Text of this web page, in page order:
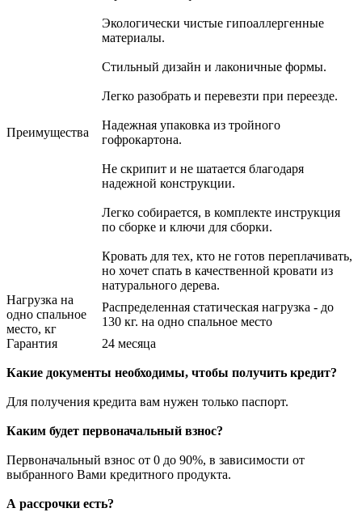
Преимущества
Экологически чистые гипоаллергенные
материалы.
Стильный дизайн и лаконичные формы.
Легко разобрать и перевезти при переезде.
Надежная упаковка из тройного
гофрокартона.
Не скрипит и не шатается благодаря
надежной конструкции.
Легко собирается, в комплекте инструкция
по сборке и ключи для сборки.
Кровать для тех, кто не готов переплачивать,
но хочет спать в качественной кровати из
натурального дерева.
Нагрузка на
одно спальное
место, кг
Распределенная статическая нагрузка - до
130 кг. на одно спальное место
Гарантия
24 месяца
Какие документы необходимы, чтобы получить кредит?
Для получения кредита вам нужен только паспорт.
Каким будет первоначальный взнос?
Первоначальный взнос от 0 до 90%, в зависимости от
выбранного Вами кредитного продукта.
А рассрочки есть?